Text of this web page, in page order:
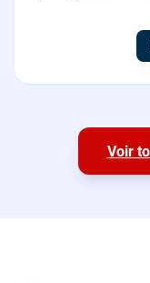
Voir